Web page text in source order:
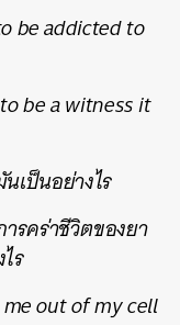
be addicted to
be a witness it
เป็นอย่างไร
รคร่าชีวิตของยา
ร
out of my cell